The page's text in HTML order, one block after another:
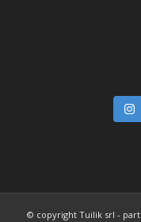
© copyright Tuilik srl -